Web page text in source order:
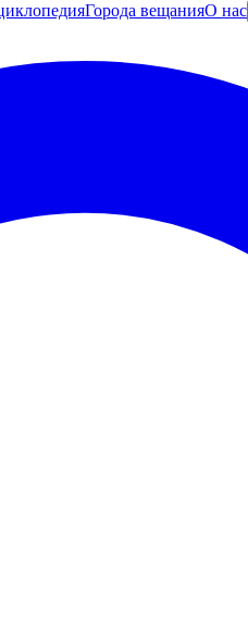
Города вещанияО нас